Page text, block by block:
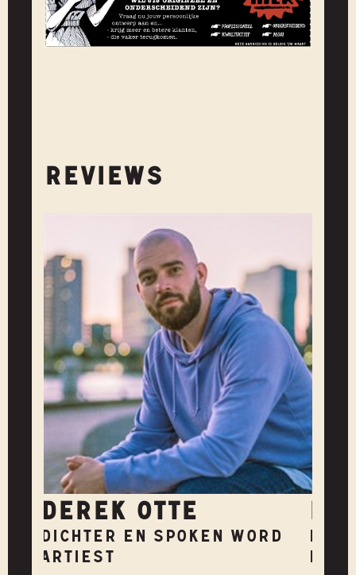
REVIEWS
DEREK OTTE
DICHTER EN SPOKEN WORD
ARTIEST